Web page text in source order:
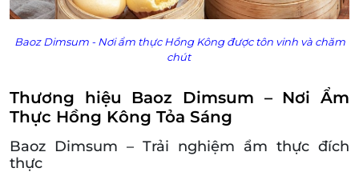
LifeLink sẽ không chịu trách nhiệm đối với chất
cũng như đối với các tranh chấp về sau giữa
khách hàng và nhà cung cấp.
LifeLink có quyền sửa chữa hoặc thay đổi điều
khoản và điều kiện sử dụng mà không thông
báo trước.
Baoz Dimsum - Nơi ẩm thực Hồng Kông được tôn vinh và chăm
chút
Thương hiệu Baoz Dimsum – Nơi Ẩm
Thực Hồng Kông Tỏa Sáng
Baoz Dimsum – Trải nghiệm ẩm thực đích
thực